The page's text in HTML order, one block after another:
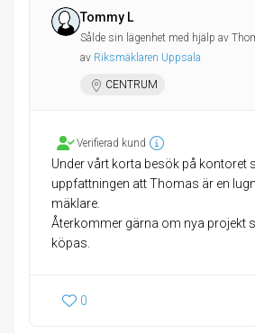
Tommy L
Sålde sin lägenhet med hjälp av
av Riksmäklaren Uppsala
CENTRUM
Verifierad kund
Under vårt korta besök på kontoret
uppfattningen att Thomas är en
mäklare.
Återkommer gärna om nya projekt
köpas.
0